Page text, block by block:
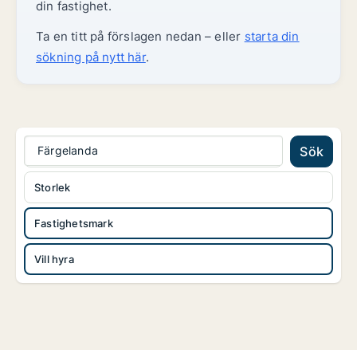
din fastighet.
Ta en titt på förslagen nedan – eller starta din
sökning på nytt här.
Färgelanda Sök
Fastighetsmark
Vill hyra
Storlek